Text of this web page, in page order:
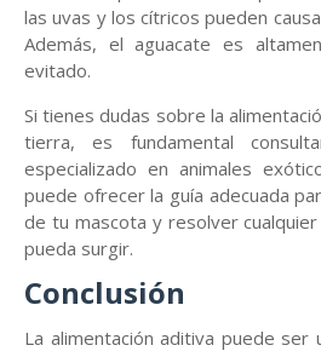
las uvas y los cítricos pueden
Además, el aguacate es
evitado.
Si tienes dudas sobre la
tierra, es fundamental
especializado en animales
puede ofrecer la guía adecuada
de tu mascota y resolver
pueda surgir.
Conclusión
La alimentación aditiva puede ser